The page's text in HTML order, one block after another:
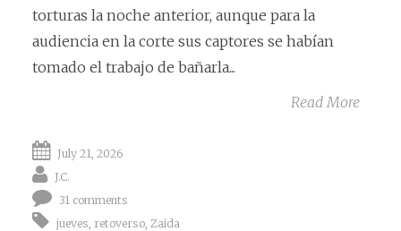
torturas la noche anterior, aunque para la
audiencia en la corte sus captores se habían
tomado el trabajo de bañarla...
Read More
July 21, 2026
J.C.
31 comments
jueves retoverso Zaida